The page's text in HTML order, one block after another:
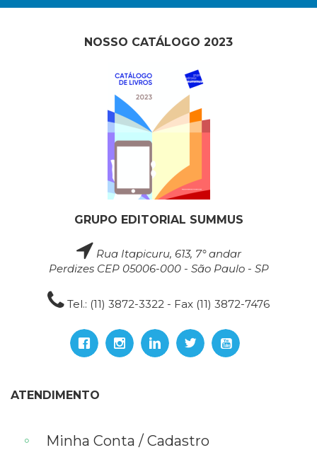
NOSSO CATÁLOGO 2023
GRUPO EDITORIAL SUMMUS
Rua Itapicuru, 613, 7° andar
Perdizes CEP 05006-000 - São Paulo - SP
Tel.: (11) 3872-3322 - Fax (11) 3872-7476
ATENDIMENTO
Minha Conta / Cadastro